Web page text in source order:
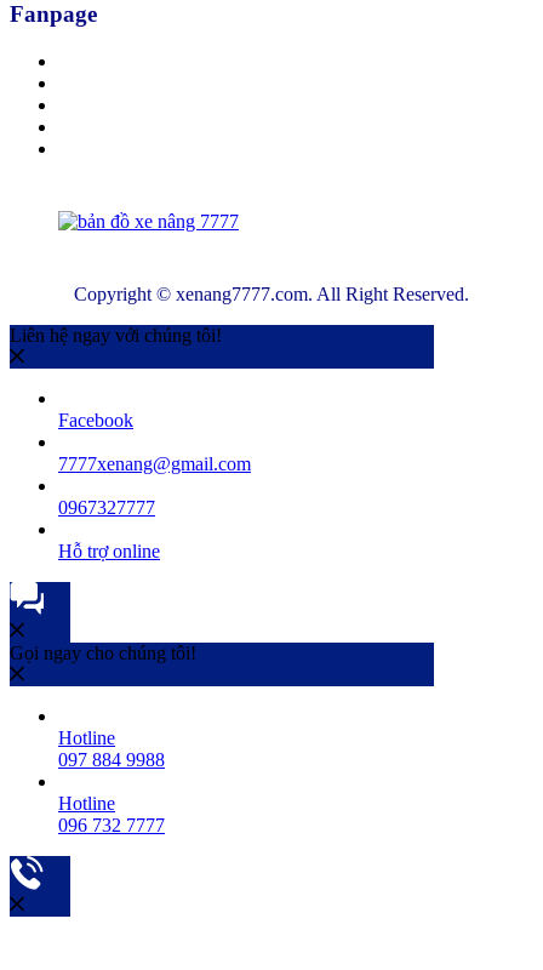
Fanpage
Copyright © xenang7777.com. All Right Reserved.
Liên hệ ngay với chúng tôi!
Facebook
7777xenang@gmail.com
0967327777
Hỗ trợ online
Gọi ngay cho chúng tôi!
Hotline
097 884 9988
Hotline
096 732 7777